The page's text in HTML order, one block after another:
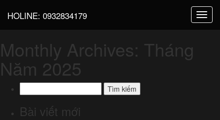
HOLINE: 0932834179
Monthly Archives: Tháng
Năm 2025
kiếm
cho:
Bài viết mới